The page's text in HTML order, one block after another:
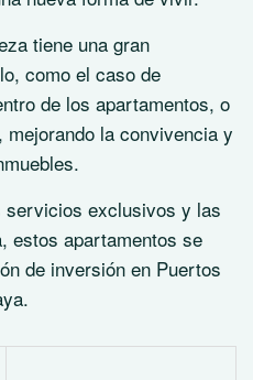
tiene una gran
como el caso de
de los apartamentos, o
la convivencia y
servicios exclusivos y las
estos apartamentos se
de inversión en Puertos